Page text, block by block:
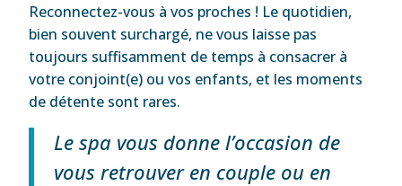
Reconnectez-vous à vos proches ! Le quotidien,
bien souvent surchargé, ne vous laisse pas
toujours suffisamment de temps à consacrer à
votre conjoint(e) ou vos enfants, et les moments
de détente sont rares.
Le spa vous donne l’occasion de
vous retrouver en couple ou en